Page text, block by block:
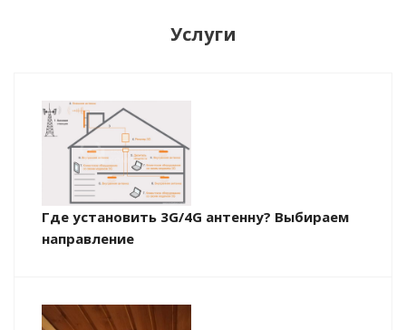
Услуги
Где установить 3G/4G антенну? Выбираем
направление